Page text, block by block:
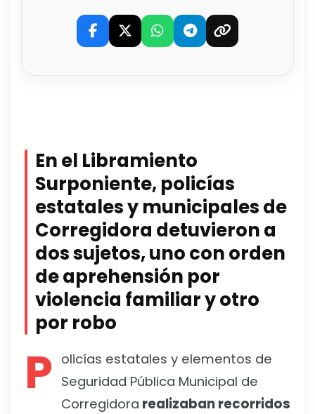
En el Libramiento
Surponiente, policías
estatales y municipales de
Corregidora detuvieron a
dos sujetos, uno con orden
de aprehensión por
violencia familiar y otro
por robo
P olicías estatales y elementos de
Seguridad Pública Municipal de
Corregidora realizaban recorridos